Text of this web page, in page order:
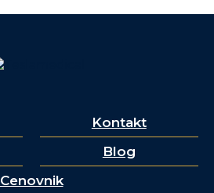
Kontakt
Blog
Cenovnik